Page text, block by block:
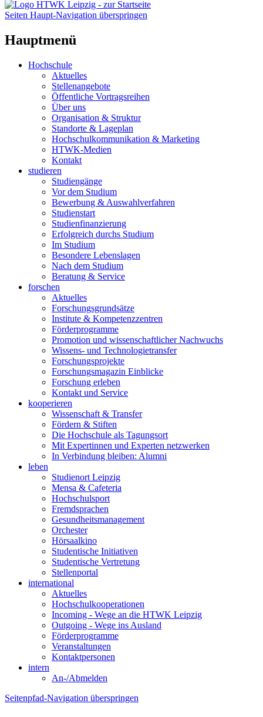
Seiten Haupt-Navigation überspringen
Hauptmenü
Hochschule
Aktuelles
Stellenangebote
Öffentliche Vortragsreihen
Über uns
Organisation & Struktur
Standorte & Lageplan
Hochschulkommunikation & Marketing
HTWK-Medien
Kontakt
studieren
Studiengänge
Vor dem Studium
Bewerbung & Auswahlverfahren
Studienstart
Studienfinanzierung
Erfolgreich durchs Studium
Im Studium
Besondere Lebenslagen
Nach dem Studium
Beratung & Service
forschen
Aktuelles
Forschungsgrundsätze
Institute & Kompetenzzentren
Förderprogramme
Promotion und wissenschaftlicher Nachwuchs
Wissens- und Technologietransfer
Forschungsprojekte
Forschungsmagazin Einblicke
Forschung erleben
Kontakt und Service
kooperieren
Wissenschaft & Transfer
Fördern & Stiften
Die Hochschule als Tagungsort
Mit Expertinnen und Experten netzwerken
In Verbindung bleiben: Alumni
leben
Studienort Leipzig
Mensa & Cafeteria
Hochschulsport
Fremdsprachen
Gesundheitsmanagement
Orchester
Hörsaalkino
Studentische Initiativen
Studentische Vertretung
Stellenportal
international
Aktuelles
Hochschulkooperationen
Incoming - Wege an die HTWK Leipzig
Outgoing - Wege ins Ausland
Förderprogramme
Veranstaltungen
Kontaktpersonen
intern
An-/Abmelden
Seitenpfad-Navigation überspringen